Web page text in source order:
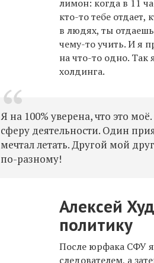
лимон: когда в 11
кто-то тебе
в людях, ты
чему-то учить. И я
на что-то одно. Так
холдинга.
Я на 100% уверена, что это
сферу деятельности. Один
мечтал летать. Другой мой
по-разному!
Алексей
политику
После юрфака СФУ
следователем, а